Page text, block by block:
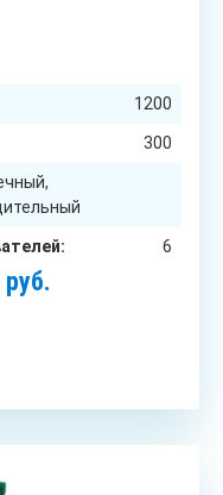
1200
300
6
руб.